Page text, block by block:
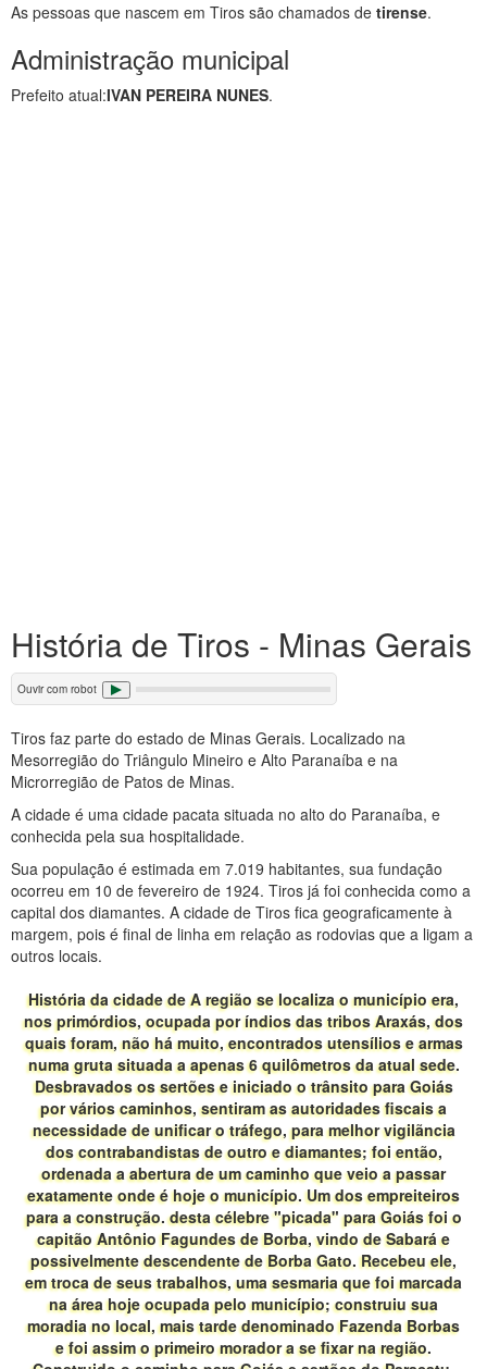
As pessoas que nascem em Tiros são chamados de tirense.
Administração municipal
Prefeito atual:IVAN PEREIRA NUNES.
História de Tiros - Minas Gerais
Ouvir com robot
Tiros faz parte do estado de Minas Gerais. Localizado na
Mesorregião do Triângulo Mineiro e Alto Paranaíba e na
Microrregião de Patos de Minas.
A cidade é uma cidade pacata situada no alto do Paranaíba, e
conhecida pela sua hospitalidade.
Sua população é estimada em 7.019 habitantes, sua fundação
ocorreu em 10 de fevereiro de 1924. Tiros já foi conhecida como a
capital dos diamantes. A cidade de Tiros fica geograficamente à
margem, pois é final de linha em relação as rodovias que a ligam a
outros locais.
História da cidade de A região se localiza o município era,
nos primórdios, ocupada por índios das tribos Araxás, dos
quais foram, não há muito, encontrados utensílios e armas
numa gruta situada a apenas 6 quilômetros da atual sede.
Desbravados os sertões e iniciado o trânsito para Goiás
por vários caminhos, sentiram as autoridades fiscais a
necessidade de unificar o tráfego, para melhor vigilãncia
dos contrabandistas de outro e diamantes; foi então,
ordenada a abertura de um caminho que veio a passar
exatamente onde é hoje o município. Um dos empreiteiros
para a construção. desta célebre "picada" para Goiás foi o
capitão Antônio Fagundes de Borba, vindo de Sabará e
possivelmente descendente de Borba Gato. Recebeu ele,
em troca de seus trabalhos, uma sesmaria que foi marcada
na área hoje ocupada pelo município; construiu sua
moradia no local, mais tarde denominado Fazenda Borbas
e foi assim o primeiro morador a se fixar na região.